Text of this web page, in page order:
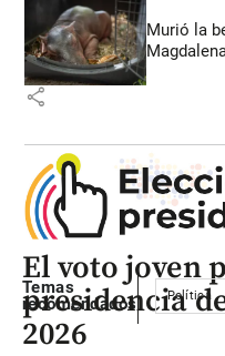
Murió la
share
Temas
recomendados
Política
El voto joven
presidencia
2026